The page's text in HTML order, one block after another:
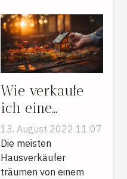
Wie verkaufe
ich eine
Immobilie?
13. August 2022 11:07
Die meisten
Hausverkäufer
träumen von einem